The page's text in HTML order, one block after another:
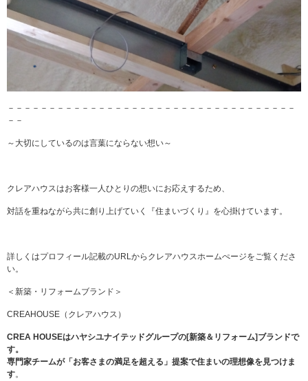
－－－－－－－－－－－－－－－－－－－－－－－－－－－－－－－－－－－
－－
～大切にしているのは言葉にならない想い～
クレアハウスはお客様一人ひとりの想いにお応えするため、
対話を重ねながら共に創り上げていく『住まいづくり』を心掛けています。
詳しくはプロフィール記載のURLからクレアハウスホームぺージをご覧くださ
い。
＜新築・リフォームブランド＞
CREAHOUSE（クレアハウス）
CREA HOUSEはハヤシユナイテッドグループの[新築＆リフォーム]ブランドで
す。
専門家チームが「お客さまの満足を超える」提案で住まいの理想像を見つけま
す。